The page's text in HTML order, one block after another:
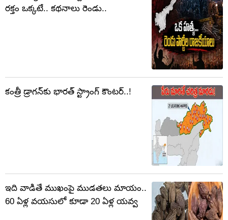
రక్తం ఒక్కటే.. కథనాలు రెండు..
కంత్రీ డ్రాగన్‌కు భారత్ స్ట్రాంగ్ కౌంటర్..!
ఇది వాడితే ముఖంపై ముడతలు మాయం..
60 ఏళ్ల వయసులో కూడా 20 ఏళ్ల యవ్వ